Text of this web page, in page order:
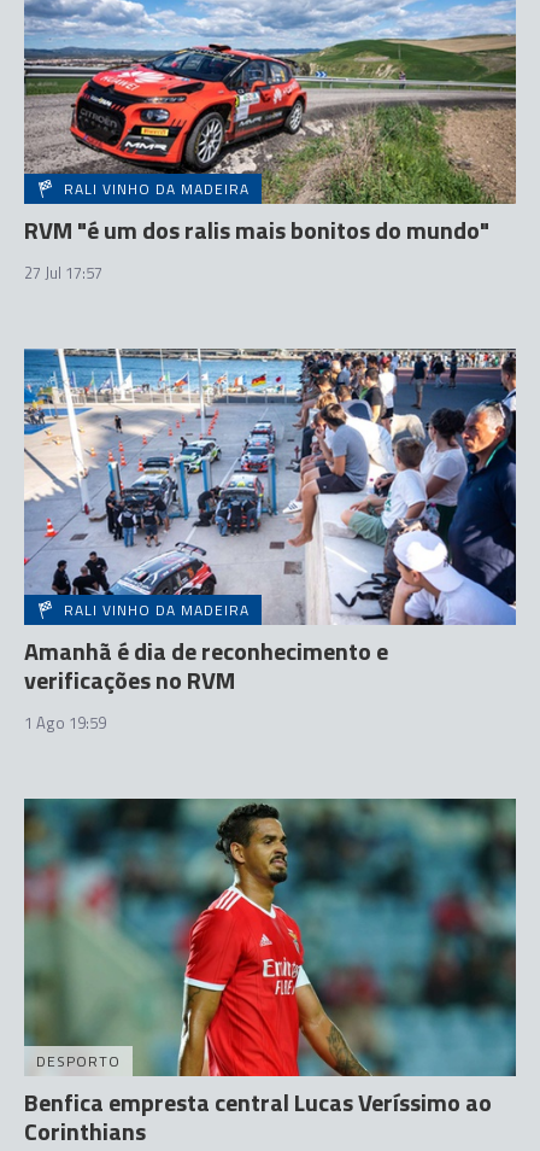
RALI VINHO DA MADEIRA
RVM "é um dos ralis mais bonitos do mundo"
27 Jul 17:57
RALI VINHO DA MADEIRA
Amanhã é dia de reconhecimento e
verificações no RVM
1 Ago 19:59
DESPORTO
Benfica empresta central Lucas Veríssimo ao
Corinthians